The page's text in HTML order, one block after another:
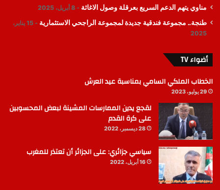
مناوي يتهم الدعم السريع بعرقلة وصول الاغاثة 8 أبريل، 2025
طنجة.. مجموعة فندقية جديدة لمجموعة الراجحي الاستثمارية
15 يناير،
2025
أضواء TV
الخطاب الملكي السامي بمناسبة عيد العرش
29 يوليو، 2023
لقجع يدين الممارسات المشينة لبعض المحسوبين
على كرة القدم
28 ديسمبر، 2022
سياسي جزائري: على الجزائر أن تعتذر للمغرب
16 أبريل، 2022